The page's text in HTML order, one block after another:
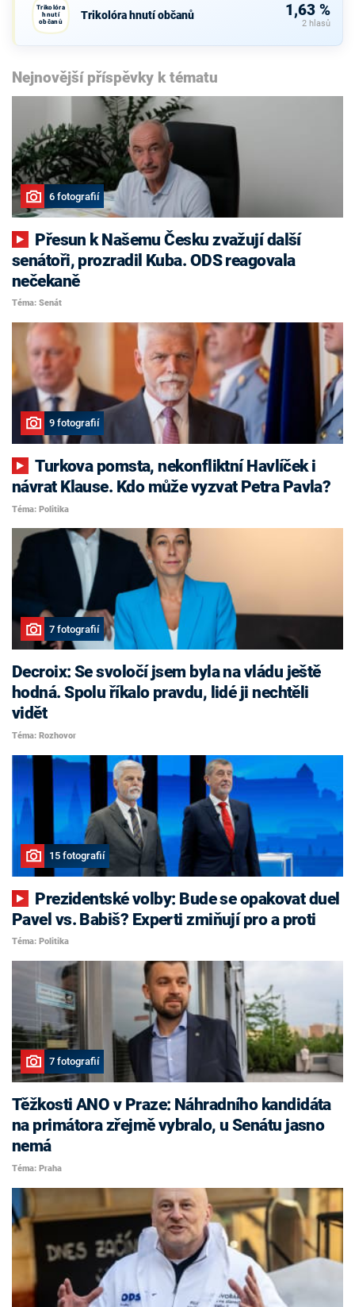
Trikolóra
hnutí
občanů
Trikolóra hnutí občanů 1,63 %
2 hlasů
Nejnovější příspěvky k tématu
6 fotografií
senátoři, prozradil Kuba. ODS reagovala
nečekaně
Téma: Senát
9 fotografií
Turkova pomsta, nekonfliktní Havlíček i
návrat Klause. Kdo může vyzvat Petra Pavla?
Téma: Politika
7 fotografií
Decroix: Se svoločí jsem byla na vládu ještě
hodná. Spolu říkalo pravdu, lidé ji nechtěli
vidět
Téma: Rozhovor
15 fotografií
Pavel vs. Babiš? Experti zmiňují pro a proti
Téma: Politika
7 fotografií
Těžkosti ANO v Praze: Náhradního kandidáta
na primátora zřejmě vybralo, u Senátu jasno
nemá
Téma: Praha